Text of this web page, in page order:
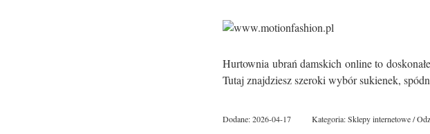
Hurtownia ubrań damskich online to
Tutaj znajdziesz szeroki wybór sukienek,
Dodane: 2026-04-17 Kategoria: Sklepy internetowe /